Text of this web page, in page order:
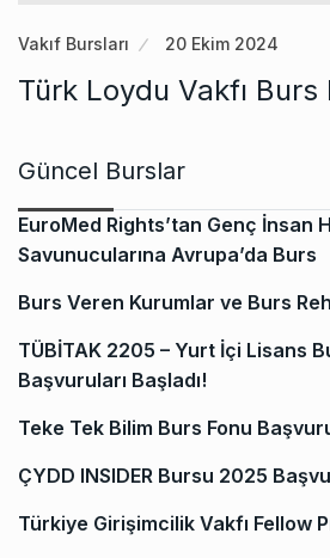
Vakıf Bursları 20 Ekim 2024
Türk Loydu Vakfı Burs
Güncel Burslar
EuroMed Rights’tan Genç İnsan
Savunucularına Avrupa’da Burs
Burs Veren Kurumlar ve Burs
TÜBİTAK 2205 – Yurt İçi Lisans
Başvuruları Başladı!
Teke Tek Bilim Burs Fonu
ÇYDD INSIDER Bursu 2025
Türkiye Girişimcilik Vakfı Fellow